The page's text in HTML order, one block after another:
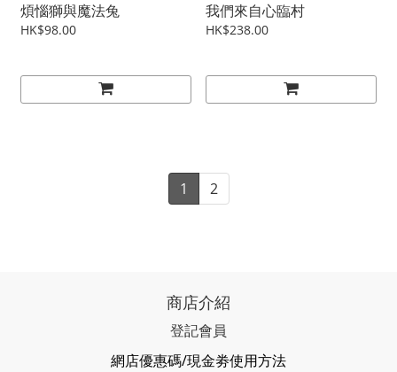
煩惱獅與魔法兔
HK$98.00
我們來自心臨村
HK$238.00
1 2
商店介紹
登記會員
網店優惠碼/現金劵使用方法